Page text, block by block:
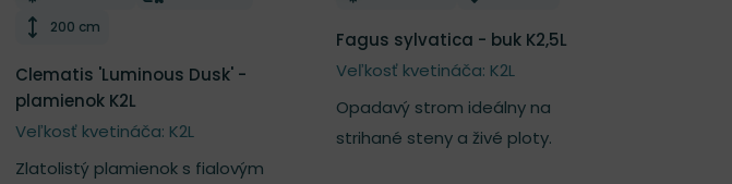
Výška rastliny
200 cm
Clematis 'Luminous Dusk' -
plamienok K2L
Veľkosť kvetináča: K2L
Zlatolistý plamienok s fialovým
Fagus sylvatica - buk K2,5L
Veľkosť kvetináča: K2L
Opadavý strom ideálny na
strihané steny a živé ploty.